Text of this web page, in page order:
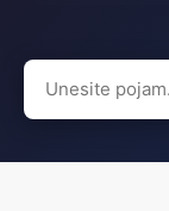
Search
for: